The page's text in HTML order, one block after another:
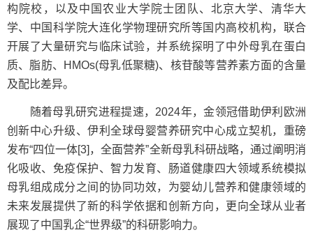
构院校，以及中国农业大学院士团队、北京大学、清华大
学、中国科学院大连化学物理研究所等国内高校机构，联合
开展了大量研究与临床试验，并系统探明了中外母乳在蛋白
质、脂肪、HMOs(母乳低聚糖)、核苷酸等营养素方面的含量
及配比差异。
随着母乳研究进程提速，2024年，金领冠借助伊利欧洲
创新中心升级、伊利全球母婴营养研究中心成立契机，重磅
发布“四位一体[3]，全面营养”全新母乳科研战略，通过阐明消
化吸收、免疫保护、智力发育、肠道健康四大领域系统模拟
母乳组成成分之间的协同功效，为婴幼儿营养和健康领域的
未来发展提供了新的科学依据和创新方向，更向全球从业者
展现了中国乳企“世界级”的科研影响力。